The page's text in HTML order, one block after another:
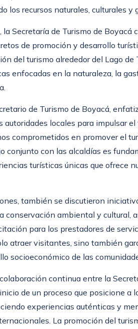
los recursos naturales, culturales
la Secretaría de Turismo de Boyacá
de promoción y desarrollo
del turismo alrededor del Lago de
enfocadas en la naturaleza, la
de Turismo de Boyacá,
autoridades locales para impulsar
comprometidos en promover el
conjunto con las alcaldías es
turísticas únicas que ofrece
también se discutieron
conservación ambiental y cultural,
para los prestadores de
atraer visitantes, sino también
socioeconómico de las
continua entre la
de un proceso que posicione a
experiencias auténticas y
La promoción del